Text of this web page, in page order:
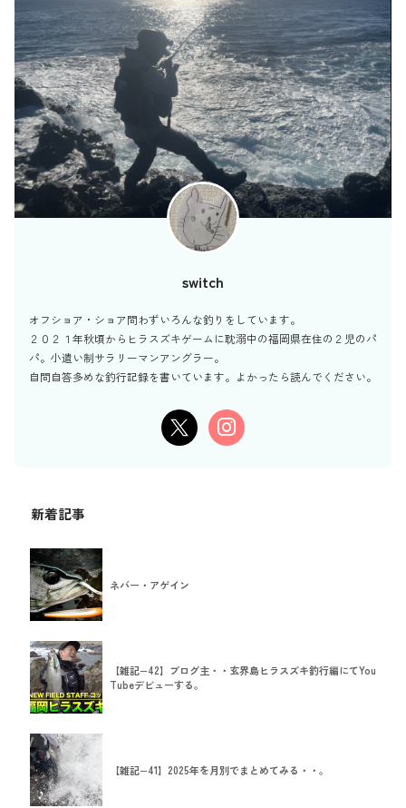
switch
オフショア・ショア問わずいろんな釣りをしています。
２０２１年秋頃からヒラスズキゲームに耽溺中の福岡県在住の２児のパ
パ。小遣い制サラリーマンアングラー。
自問自答多めな釣行記録を書いています。よかったら読んでください。
新着記事
ネバー・アゲイン
【雑記−42】ブログ主・・玄界島ヒラスズキ釣行編にてYou
Tubeデビューする。
【雑記−41】2025年を月別でまとめてみる・・。